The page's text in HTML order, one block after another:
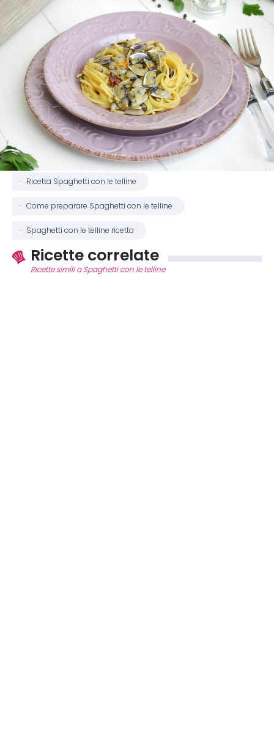
Ricetta Spaghetti con le telline
Come preparare Spaghetti con le telline
Spaghetti con le telline ricetta
Ricette correlate
Ricette simili a Spaghetti con le telline